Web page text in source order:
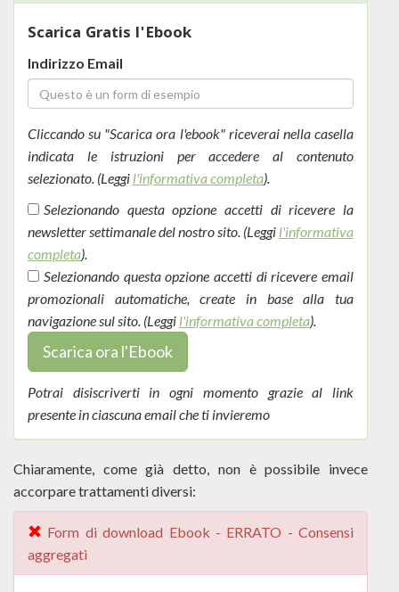
Scarica Gratis l'Ebook
Indirizzo Email
Cliccando su "Scarica ora l'ebook" riceverai nella casella
indicata le istruzioni per accedere al contenuto
selezionato. (Leggi l'informativa completa).
Selezionando questa opzione accetti di ricevere la
newsletter settimanale del nostro sito. (Leggi l'informativa
completa).
Selezionando questa opzione accetti di ricevere email
promozionali automatiche, create in base alla tua
navigazione sul sito. (Leggi l'informativa completa).
Scarica ora l'Ebook
Potrai disiscriverti in ogni momento grazie al link
presente in ciascuna email che ti invieremo
Chiaramente, come già detto, non è possibile invece
accorpare trattamenti diversi:
Form di download Ebook - ERRATO - Consensi
aggregati